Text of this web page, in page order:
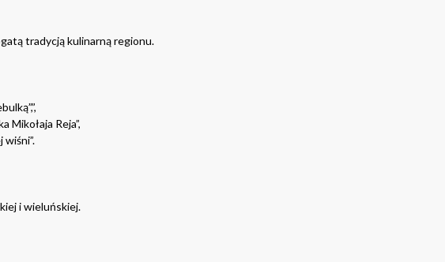
tradycją kulinarną regionu.
Mikołaja Reja”,
i wieluńskiej.